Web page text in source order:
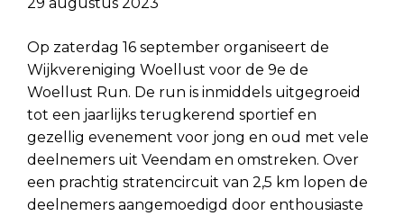
Op zaterdag 16 september organiseert de
Wijkvereniging Woellust voor de 9e de
Woellust Run. De run is inmiddels uitgegroeid
tot een jaarlijks terugkerend sportief en
gezellig evenement voor jong en oud met vele
deelnemers uit Veendam en omstreken. Over
een prachtig stratencircuit van 2,5 km lopen de
deelnemers aangemoedigd door enthousiaste